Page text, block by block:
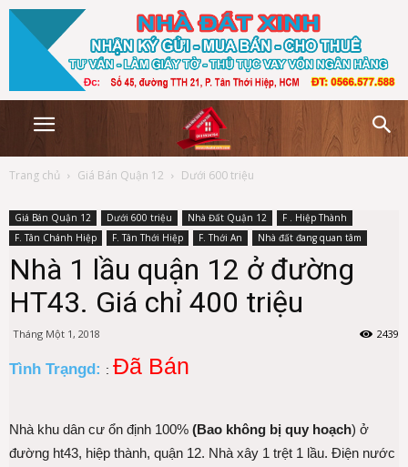
Trang chủ Giá Bán Quận 12 Dưới 600 triệu
Giá Bán Quận 12 Dưới 600 triệu Nhà Đất Quận 12
F . Hiệp Thành
F. Tân Chánh Hiệp
F. Tân Thới Hiệp F. Thới An Nhà đất đang quan tâm
Nhà 1 lầu quận 12 ở đường
HT43. Giá chỉ 400 triệu
Tháng Một 1, 2018 2439
Tình Trạngd: : Đã Bán
Nhà khu dân cư ổn định 100% (Bao không bị quy hoạch) ở
đường ht43, hiệp thành, quận 12. Nhà xây 1 trệt 1 lầu. Điện nước